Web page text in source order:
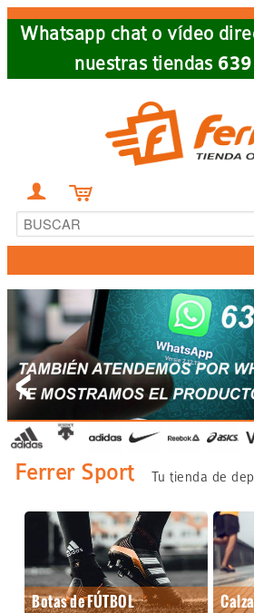
Skip
Whatsapp chat o vídeo
nuestras tiendas
 
<
Ferrer Sport Tu tienda de
Botas de FÚTBOL